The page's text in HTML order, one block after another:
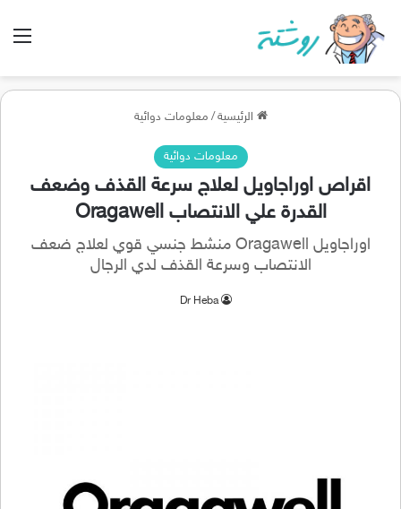
الرئيسية / معلومات دوائية
معلومات دوائية
اقراص اوراجاويل لعلاج سرعة القذف وضعف
القدرة علي الانتصاب Oragawell
اوراجاويل Oragawell منشط جنسي قوي لعلاج ضعف
الانتصاب وسرعة القذف لدي الرجال
Dr Heba